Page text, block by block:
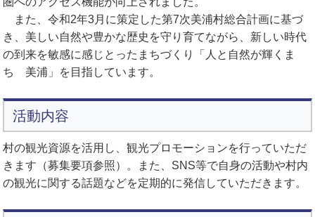
また、令和2年3月に策定した第7次美浦村総合計画に基づ
き、美しい自然や豊かな歴史を守り育てながら、新しい時代
の到来を敏感に感じとったまちづくり「人と自然が輝くま
ち 美浦」を目指しています。
活動内容
村の観光資源を活用し、観光プロモーションを行っていただ
きます（募集要項参照）。また、SNS等で自身の活動や村内
の観光に関する話題などを定期的に発信していただきます。